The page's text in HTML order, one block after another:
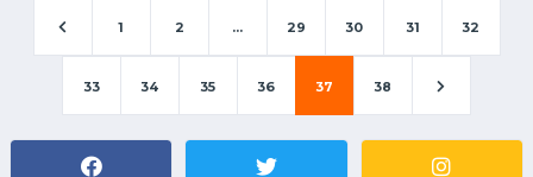
1 2 ... 29 30 31 32
33 34 35 36 37 38